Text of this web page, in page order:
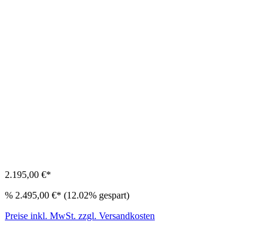
2.195,00 €*
% 2.495,00 €* (12.02% gespart)
Preise inkl. MwSt. zzgl. Versandkosten